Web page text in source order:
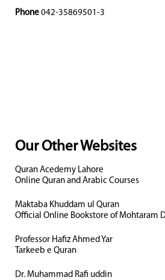
Phone 042-35869501-3
Our Other Websites
Quran Acedemy Lahore
Online Quran and Arabic Courses
Maktaba Khuddam ul Quran
Official Online Bookstore of Mohtaram
Professor Hafiz Ahmed Yar
Tarkeeb e Quran
Dr. Muhammad Rafi uddin